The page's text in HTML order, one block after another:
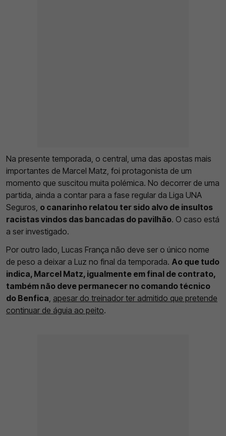
Na presente temporada, o central, uma das apostas mais
importantes de Marcel Matz, foi protagonista de um
momento que suscitou muita polémica. No decorrer de uma
partida, ainda a contar para a fase regular da Liga UNA
Seguros, o canarinho relatou ter sido alvo de insultos
racistas vindos das bancadas do pavilhão. O caso está
a ser investigado.
Por outro lado, Lucas França não deve ser o único nome
de peso a deixar a Luz no final da temporada. Ao que tudo
indica, Marcel Matz, igualmente em final de contrato,
também não deve permanecer no comando técnico
do Benfica, apesar do treinador ter admitido que pretende
continuar de águia ao peito.